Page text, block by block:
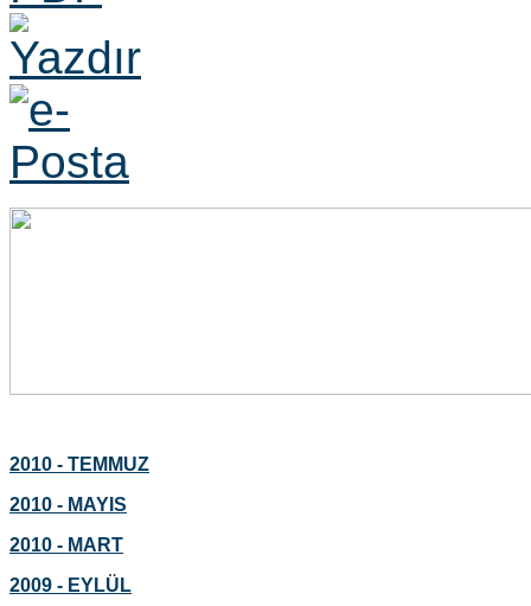
2010 - TEMMUZ
2010 - MAYIS
2010 - MART
2009 - EYLÜL